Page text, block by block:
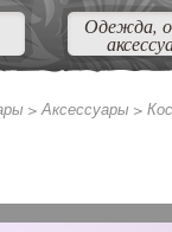
Одежда,
>Аксессуары >